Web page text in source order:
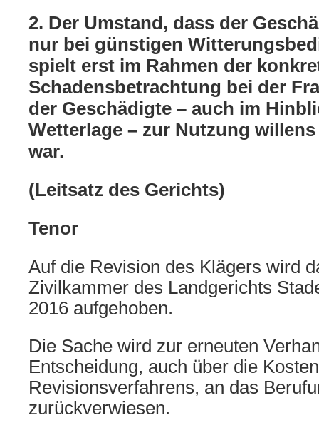
2. Der Umstand, dass der
nur bei günstigen
spielt erst im Rahmen der
Schadensbetrachtung bei der
der Geschädigte – auch im
Wetterlage – zur Nutzung
war.
(Leitsatz des Gerichts)
Tenor
Auf die Revision des Klägers wird
Zivilkammer des Landgerichts
2016 aufgehoben.
Die Sache wird zur erneuten
Entscheidung, auch über die
Revisionsverfahrens, an das
zurückverwiesen.